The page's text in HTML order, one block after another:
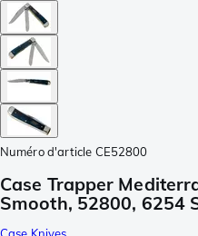
Numéro d'article CE52800
Case Trapper
Smooth, 52800, 6254